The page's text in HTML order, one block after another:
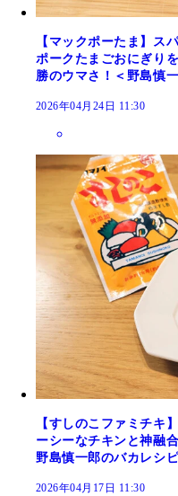
【マックポーたま】ス
ポークたまごおにぎり
勝のウマさ！＜野島慎
2026年04月24日 11:30
【すしのこファミチキ
ーシーなチキンと神融
野島慎一郎のバカレシ
2026年04月17日 11:30